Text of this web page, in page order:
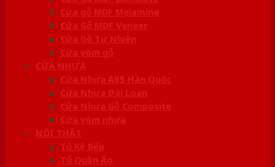
Cửa gỗ MDF Melamine
Cửa Gỗ MDF Veneer
Cửa Gỗ Tự Nhiên
Cửa vòm gỗ
CỬA NHỰA
Cửa Nhựa ABS Hàn Quốc
Cửa Nhựa Đài Loan
Cửa Nhựa Gỗ Composite
Cửa vòm nhựa
NỘI THẤT
Tủ Kệ Bếp
Tủ Quần Áo